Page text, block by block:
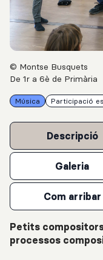
© Montse Busquets
De 1r a 6è de Primària
Música Participació
Descripció
Galeria
Com arribar
Petits
processos